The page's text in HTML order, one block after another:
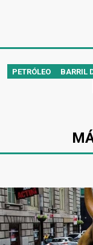
PETRÓLEO BARRIL